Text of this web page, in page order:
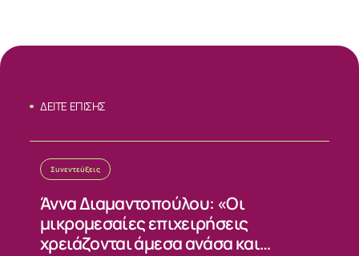
ΔΕΙΤΕ ΕΠΙΣΗΣ
Συνεντεύξεις
Άννα Διαμαντοπούλου: «Οι
μικρομεσαίες επιχειρήσεις
χρειάζονται άμεσα ανάσα και